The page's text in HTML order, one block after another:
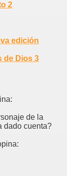
2
edición
de Dios 3
de la
dado cuenta?